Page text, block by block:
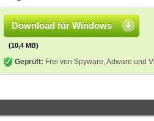
Download für Windows
(10,4 MB)
Geprüft: Frei von Spyware, Adware und